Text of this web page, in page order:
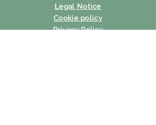
Legal Notice
Cookie policy
Privacy Policy